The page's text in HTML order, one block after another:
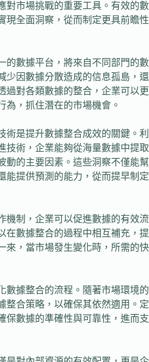
對市場挑戰的重要工具。有效的數
現全面洞察，從而制定更具前瞻性
的數據平台，將來自不同部門的數
少因數據分散造成的信息孤島，還
過對各類數據的整合，企業可以更
為，抓住潛在的市場機會。
術是提升數據整合成效的關鍵。利
技術，企業能夠從海量數據中提取
動的主要因素。這些洞察不僅能幫
能提供預測的能力，從而提早制定
機制，企業可以促進數據的有效流
在數據整合的過程中相互補充，提
來，當市場發生變化時，所需的快
數據整合的流程。隨著市場環境的
整合策略，以確保其依然適用。定
保數據的準確性與可靠性，進而支